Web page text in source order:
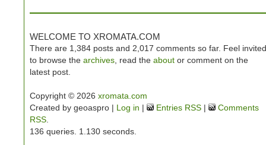
WELCOME TO XROMATA.COM
There are 1,384 posts and 2,017 comments so far. Feel invited
to browse the archives , read the about or comment on the
latest post.
Copyright © 2026 xromata.com
Created by geoaspro | Log in | Entries RSS |
Comments
RSS
136 queries. 1.130 seconds.